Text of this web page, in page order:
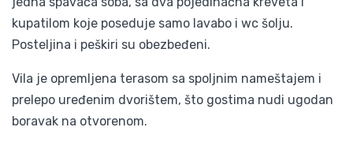
kupatilom koje poseduje samo lavabo i wc šolju.
Posteljina i peškiri su obezbeđeni.
Vila je opremljena terasom sa spoljnim nameštajem i
prelepo uređenim dvorištem, što gostima nudi ugodan
boravak na otvorenom.